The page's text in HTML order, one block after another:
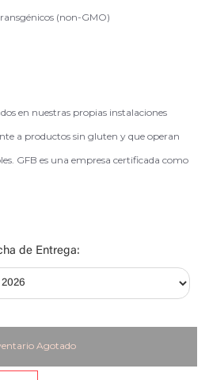
(non-GMO)
en nuestras propias instalaciones
a productos sin gluten y que operan
GFB es una empresa certificada como
de Entrega:
Agotado